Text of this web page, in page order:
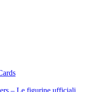
– Le figurine ufficiali